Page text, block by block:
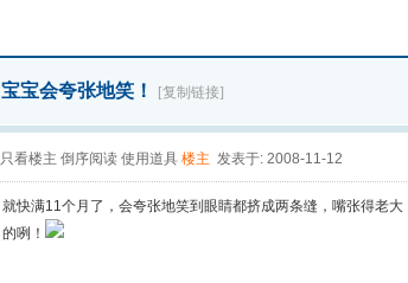
宝宝会夸张地笑！ [复制链接]
只看楼主 倒序阅读 使用道具 楼主 发表于: 2008-11-12
就快满11个月了，会夸张地笑到眼睛都挤成两条缝，嘴张得老
的咧！